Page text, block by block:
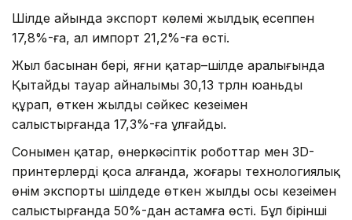
Шілде айында экспорт көлемі жылдық есеппен
17,8%-ға, ал импорт 21,2%-ға өсті.
Жыл басынан бері, яғни қаңтар–шілде аралығында
Қытайдың тауар айналымы 30,13 трлн юаньды
құрап, өткен жылдың сәйкес кезеңімен
салыстырғанда 17,3%-ға ұлғайды.
Сонымен қатар, өнеркәсіптік роботтар мен 3D-
принтерлерді қоса алғанда, жоғары технологиялық
өнім экспорты шілдеде өткен жылдың осы кезеңімен
салыстырғанда 50%-дан астамға өсті. Бұл бірінші